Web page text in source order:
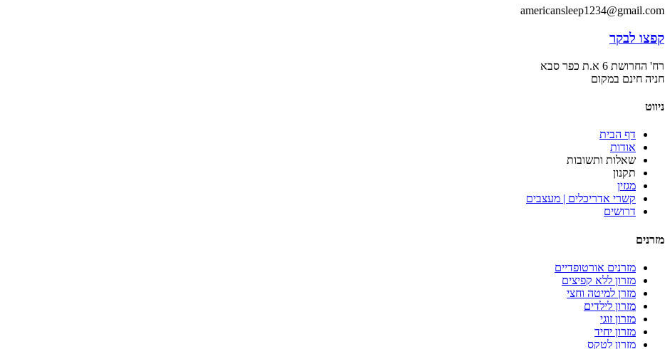
americansleep1234@gmail.com
קפצו לבקר
רח' החרושת 6 א.ת כפר סבא
חניה חינם במקום
ניווט
דף הבית
אודות
שאלות ותשובות
תקנון
מגזין
קשרי אדריכלים | מעצבים
דרושים
מזרנים
מזרנים אורטופדיים
מזרון ללא קפיצים
מזרן למיטה וחצי
מזרון לילדים
מזרון זוגי
מזרון יחיד
מזרון לטקס